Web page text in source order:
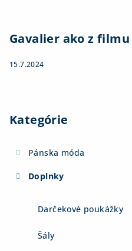
Gavalier ako z filmu
15.7.2024
Kategórie
Pánska móda
Doplnky
Darčekové poukážky
Šály